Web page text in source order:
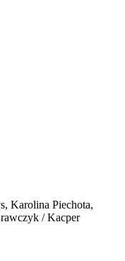
Karolina Piechota,
/ Kacper